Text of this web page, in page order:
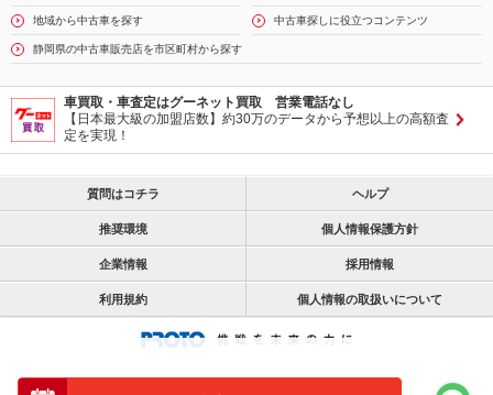
地域から中古車を探す 中古車探しに役立つコンテンツ
静岡県の中古車販売店を市区町村から探す
車買取・車査定はグーネット買取 営業電話なし
【日本最大級の加盟店数】約30万のデータから予想以上の高額査
定を実現！
質問はコチラ ヘルプ
推奨環境 個人情報保護方針
企業情報 採用情報
利用規約 個人情報の取扱いについて